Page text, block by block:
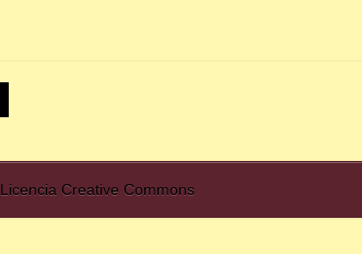
Licencia Creative Commons